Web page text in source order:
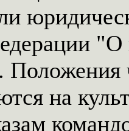
"О
Положения
на